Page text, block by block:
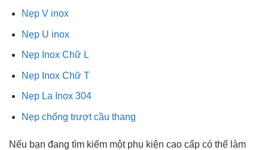
Nẹp V inox
Nẹp U inox
Nẹp Inox Chữ L
Nẹp Inox Chữ T
Nẹp La Inox 304
Nẹp chống trượt cầu thang
Nếu bạn đang tìm kiếm một phụ kiện cao cấp có thể làm